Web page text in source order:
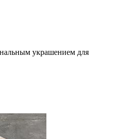
украшением для